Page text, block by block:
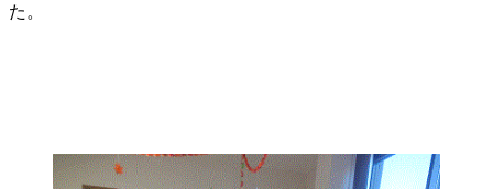
た。